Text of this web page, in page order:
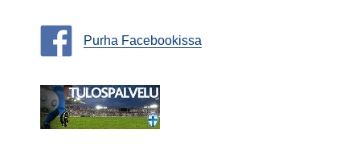
Purha Facebookissa